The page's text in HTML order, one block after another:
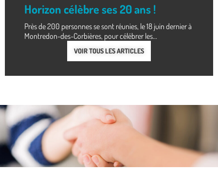
Horizon célèbre ses 20 ans !
Près de 200 personnes se sont réunies, le 18 juin dernier à
Montredon-des-Corbières, pour célébrer les...
VOIR TOUS LES ARTICLES